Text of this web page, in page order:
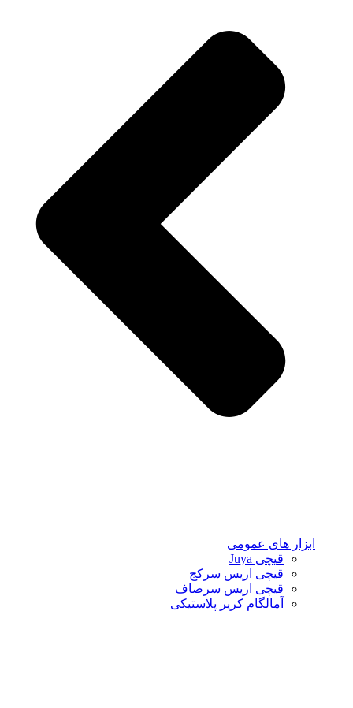
ابزار های عمومی
قیچی Juya
قیچی اریس سرکج
قیچی اریس سرصاف
آمالگام کریر پلاستیکی